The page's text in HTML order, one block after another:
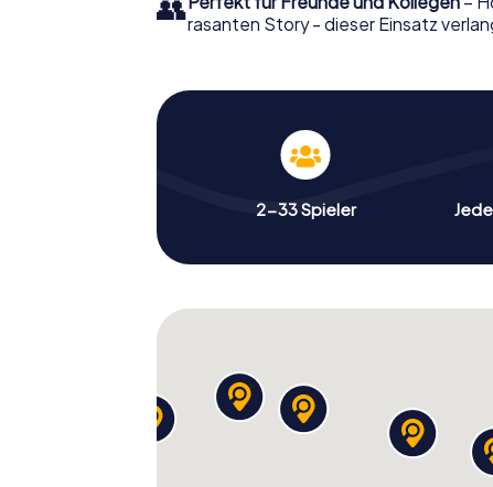
rasanten Story - dieser Einsatz
2-33 Spieler